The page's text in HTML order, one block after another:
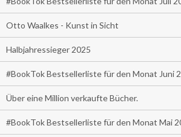
Otto Waalkes - Kunst in Sicht
Halbjahressieger 2025
#BookTok Bestsellerliste für den Monat Juni
Über eine Million verkaufte Bücher.
#BookTok Bestsellerliste für den Monat Mai